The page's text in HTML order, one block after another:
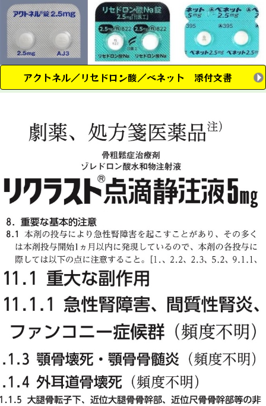
アクトネル／リセドロン酸／ベネット 添付文書